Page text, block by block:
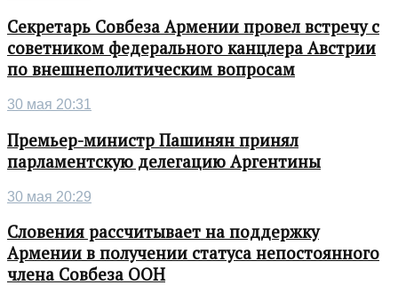
Секретарь Совбеза Армении провел встречу с
советником федерального канцлера Австрии
по внешнеполитическим вопросам
30 мая 20:31
Премьер-министр Пашинян принял
парламентскую делегацию Аргентины
30 мая 20:29
Словения рассчитывает на поддержку
Армении в получении статуса непостоянного
члена Совбеза ООН